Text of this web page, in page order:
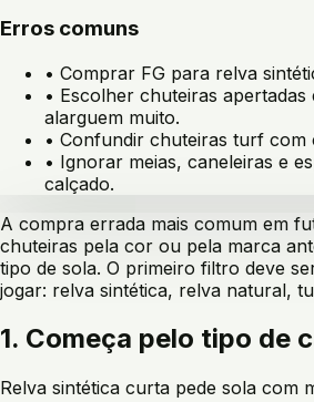
Erros comuns
• Comprar FG para relva
• Escolher chuteiras apertadas
alarguem muito.
• Confundir chuteiras turf com
• Ignorar meias, caneleiras e
calçado.
A compra errada mais comum em
chuteiras pela cor ou pela marca
tipo de sola. O primeiro filtro deve
jogar: relva sintética, relva natural,
1. Começa pelo tipo de
Relva sintética curta pede sola com